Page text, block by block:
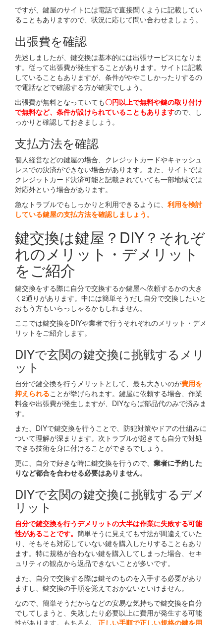
ですが、鍵屋のサイトには電話で直接聞くように記載してい
ることもありますので、状況に応じて問い合わせましょう。
出張費を確認
先述しましたが、鍵交換は基本的には出張サービスになりま
す。従って出張費が発生することがあります。サイトに記載
していることもありますが、条件がややこしかったりするの
で電話などで確認する方が確実でしょう。
出張費が無料となっていても〇円以上で無料や鍵の取り付け
で無料など、条件が設けられていることもありますので、し
っかりと確認しておきましょう。
支払方法を確認
個人経営などの鍵屋の場合、クレジットカードやキャッシュ
レスでの決済ができない場合があります。また、サイトでは
クレジットカード決済可能と記載されていても一部地域では
対応外という場合があります。
急なトラブルでもしっかりと利用できるように、 利用を検討
している鍵屋の支払方法を確認しましょう。
鍵交換は鍵屋？DIY？それぞ
れのメリット・デメリット
をご紹介
鍵交換をする際に自分で交換するか鍵屋へ依頼するかの大き
く2通りがあります。中には簡単そうだし自分で交換したいと
おもう方もいらっしゃるかもしれません。
ここでは鍵交換をDIYや業者で行うそれぞれのメリット・デメ
リットをご紹介します。
DIYで玄関の鍵交換に挑戦するメリ
ット
自分で鍵交換を行うメリットとして、最も大きいのが費用を
抑えられることが挙げられます。鍵屋に依頼する場合、作業
料金や出張費が発生しますが、DIYならば部品代のみで済みま
す。
また、DIYで鍵交換を行うことで、防犯対策やドアの仕組みに
ついて理解が深まります。次トラブルが起きても自分で対処
できる技術を身に付けることができるでしょう。
更に、自分で好きな時に鍵交換を行うので、 業者に予約した
りなど都合を合わせる必要はありません。
DIYで玄関の鍵交換に挑戦するデメ
リット
自分で鍵交換を行うデメリットの大半は作業に失敗する可能
性があることです。 簡単そうに見えても寸法が間違えていた
り、そもそも対応していない鍵を購入したりすることもあり
ます。特に規格が合わない鍵を購入してしまった場合、セキ
ュリティの観点から返品できないことが多いです。
また、自分で交換する際は鍵そのものを入手する必要があり
ますし、鍵交換の手順を覚えておかないといけません。
なので、簡単そうだからなどの安易な気持ちで鍵交換を自分
でしてしまうと、失敗したり必要以上に費用が発生する可能
性があります。もちろん、 正しい手順で正しい規格の鍵を用